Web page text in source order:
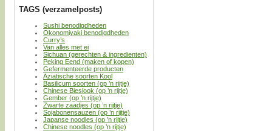
TAGS (verzamelposts)
Sushi benodigdheden
Okonomiyaki benodigdheden
Curry’s
Van alles met ei
Sichuan (gerechten & ingredienten)
Peking Eend (maken of kopen)
Gefermenteerde producten
Aziatische soorten Kool
Basilicum soorten (op ’n rijtje)
Chinese Bieslook (op ’n rijtje)
Gember (op ’n rijtje)
Zwarte zaadjes (op ’n rijtje)
Sojabonensauzen (op ’n rijtje)
Japanse noodles (op ’n rijtje)
Chinese noodles (op ’n rijtje)